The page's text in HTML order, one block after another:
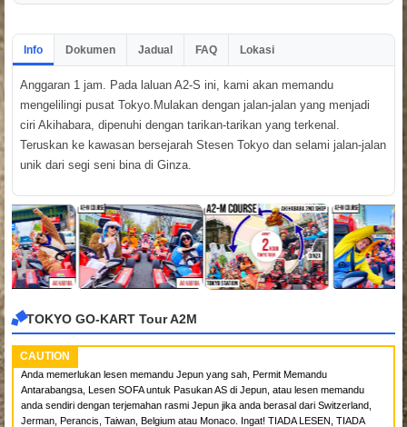
Info Dokumen Jadual FAQ Lokasi
Anggaran 1 jam. Pada laluan A2-S ini, kami akan memandu
mengelilingi pusat Tokyo.Mulakan dengan jalan-jalan yang menjadi
ciri Akihabara, dipenuhi dengan tarikan-tarikan yang terkenal.
Teruskan ke kawasan bersejarah Stesen Tokyo dan selami jalan-jalan
unik dari segi seni bina di Ginza.
TOKYO GO-KART Tour A2M
CAUTION
Anda memerlukan lesen memandu Jepun yang sah, Permit Memandu
Antarabangsa, Lesen SOFA untuk Pasukan AS di Jepun, atau lesen memandu
anda sendiri dengan terjemahan rasmi Jepun jika anda berasal dari Switzerland,
Jerman, Perancis, Taiwan, Belgium atau Monaco. Ingat! TIADA LESEN, TIADA